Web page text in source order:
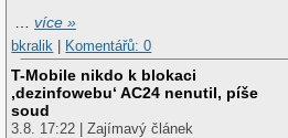
…více »
bkralik
Komentářů: 0
T-Mobile nikdo k blokaci
‚dezinfowebu‘ AC24 nenutil, píše
soud
3.8. 17:22 | Zajímavý článek